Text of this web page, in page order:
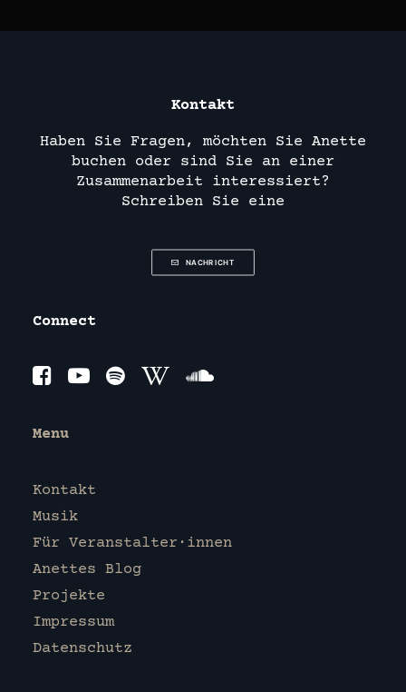
Kontakt
Haben Sie Fragen, möchten Sie Anette
buchen oder sind Sie an einer
Zusammenarbeit interessiert?
Schreiben Sie eine
NACHRICHT
Connect
Menu
Kontakt
Musik
Für Veranstalter·innen
Anettes Blog
Projekte
Impressum
Datenschutz